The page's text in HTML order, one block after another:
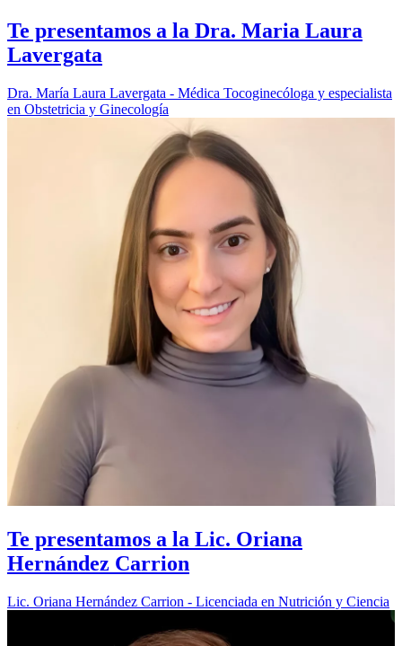
Te presentamos a la Dra. Maria Laura
Lavergata
Dra. María Laura Lavergata - Médica Tocoginecóloga y especialista
en Obstetricia y Ginecología
Te presentamos a la Lic. Oriana
Hernández Carrion
Lic. Oriana Hernández Carrion - Licenciada en Nutrición y Ciencia